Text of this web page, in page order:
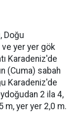
Doğu
ve yer yer gök
Karadeniz'de
(Cuma) sabah
Karadeniz'de
2 ila 4,
m, yer yer 2,0 m.